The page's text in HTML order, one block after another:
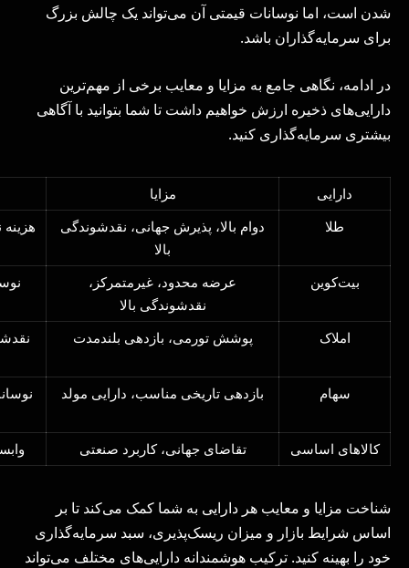
شدن است، اما نوسانات قیمتی آن می‌تواند یک چالش بزرگ
برای سرمایه‌گذاران باشد.
در ادامه، نگاهی جامع به مزایا و معایب برخی از مهم‌ترین
دارایی‌های ذخیره ارزش خواهیم داشت تا شما بتوانید با آگاهی
بیشتری سرمایه‌گذاری کنید.
دارایی
مزایا
طلا
دوام بالا، پذیرش جهانی، نقدشوندگی
بالا
بیت‌کوین
عرضه محدود، غیرمتمرکز،
نقدشوندگی بالا
املاک پوشش تورمی، بازدهی بلندمدت
سهام بازدهی تاریخی مناسب، دارایی مولد
کالاهای اساسی تقاضای جهانی، کاربرد صنعتی
شناخت مزایا و معایب هر دارایی به شما کمک می‌کند تا بر
اساس شرایط بازار و میزان ریسک‌پذیری، سبد سرمایه‌گذاری
خود را بهینه کنید. ترکیب هوشمندانه دارایی‌های مختلف می‌تواند